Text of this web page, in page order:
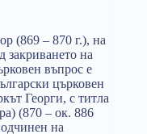
(869 – 870 г.), на
закриването на
въпрос е
църковен
Георги, с титла
(870 – ок. 886
на